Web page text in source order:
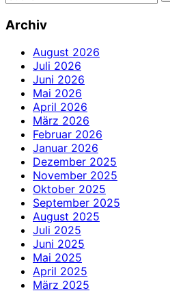
Archiv
August 2026
Juli 2026
Juni 2026
Mai 2026
April 2026
März 2026
Februar 2026
Januar 2026
Dezember 2025
November 2025
Oktober 2025
September 2025
August 2025
Juli 2025
Juni 2025
Mai 2025
April 2025
März 2025